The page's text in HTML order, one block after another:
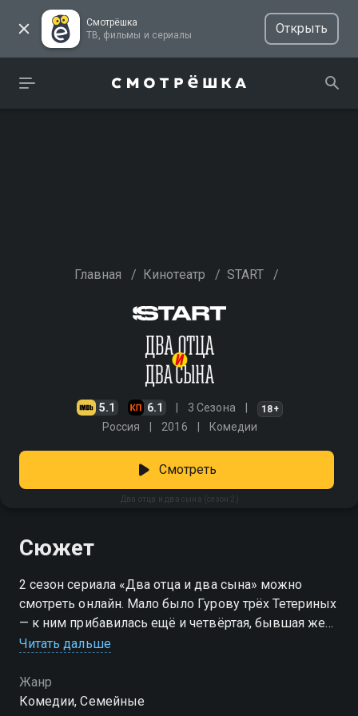
Смотрёшка
ТВ, фильмы и сериалы
Открыть
Главная / Кинотеатр / START /
5.1 6.1 3 Сезона 18+
Россия 2016 Комедии
Два отца и два сына (сезон 2)
Смотреть
Сюжет
2 сезон сериала «Два отца и два сына» можно
смотреть онлайн. Мало было Гурову трёх Тетериных
— к ним прибавилась ещё и четвёртая, бывшая жена
актёра. Даже самые смелые правила Виктора не
Владимировны. Благо, опытный педагог довольно
быстро находит работу и съезжает от сына и
Читать дальше
Жанр
Комедии, Семейные